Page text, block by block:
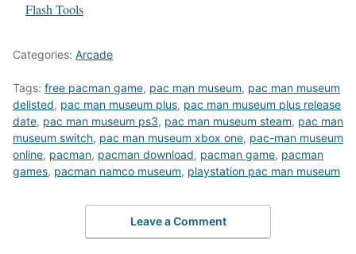
In relation to
Flash Tools
Categories: Arcade
Tags: free pacman game, pac man museum, pac man museum
delisted, pac man museum plus, pac man museum plus release
date, pac man museum ps3, pac man museum steam, pac man
museum switch, pac man museum xbox one, pac-man museum
online, pacman, pacman download, pacman game, pacman
games, pacman namco museum, playstation pac man museum
Leave a Comment